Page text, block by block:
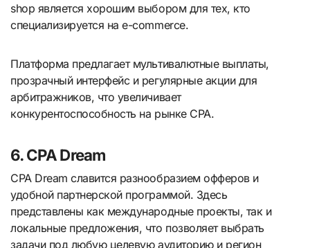
shop является хорошим выбором для тех, кто
специализируется на e-commerce.
Платформа предлагает мультивалютные выплаты,
прозрачный интерфейс и регулярные акции для
арбитражников, что увеличивает
конкурентоспособность на рынке CPA.
6. CPA Dream
CPA Dream славится разнообразием офферов и
удобной партнерской программой. Здесь
представлены как международные проекты, так и
локальные предложения, что позволяет выбрать
задачи под любую целевую аудиторию и регион